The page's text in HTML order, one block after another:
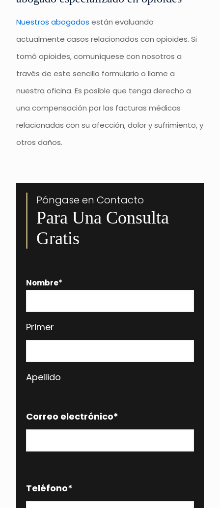
Nuestros abogados están evaluando
actualmente casos relacionados con opioides. Si
tomó opioides, comuníquese con nosotros a
través de este sencillo formulario o llame a
nuestra oficina. Es posible que tenga derecho a
una compensación por las facturas médicas
relacionadas con su afección, dolor y sufrimiento, y
otros daños.
Póngase en Contacto
Para Una Consulta
Gratis
Nombre*
Primer
Apellido
Correo electrónico*
Teléfono*